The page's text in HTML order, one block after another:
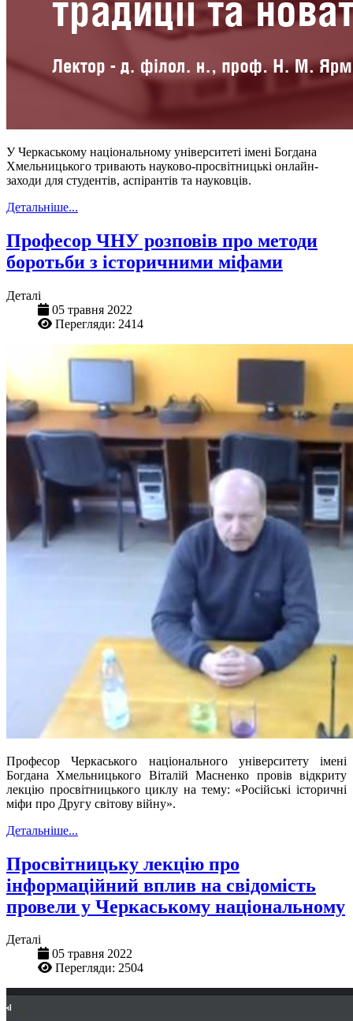
У Черкаському національному університеті імені Богдана
Хмельницького тривають науково-просвітницькі онлайн-
заходи для студентів, аспірантів та науковців.
Детальніше...
Професор ЧНУ розповів про методи
боротьби з історичними міфами
Деталі
05 травня 2022
Перегляди: 2414
Професор Черкаського національного університету імені
Богдана Хмельницького Віталій Масненко провів відкриту
лекцію просвітницького циклу на тему: «Російські історичні
міфи про Другу світову війну».
Детальніше...
Просвітницьку лекцію про
інформаційний вплив на свідомість
провели у Черкаському національному
Деталі
05 травня 2022
Перегляди: 2504